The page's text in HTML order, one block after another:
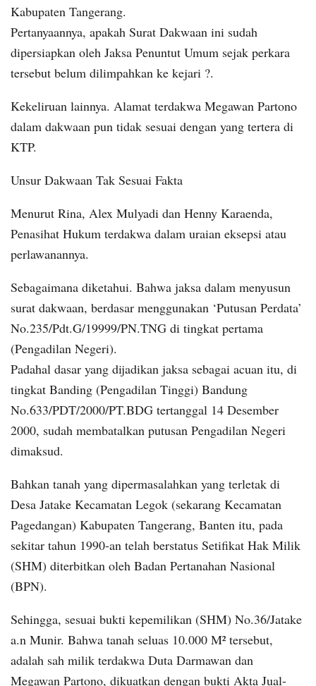
Kabupaten Tangerang.
Pertanyaannya, apakah Surat Dakwaan ini sudah
dipersiapkan oleh Jaksa Penuntut Umum sejak perkara
tersebut belum dilimpahkan ke kejari ?.
Kekeliruan lainnya. Alamat terdakwa Megawan Partono
dalam dakwaan pun tidak sesuai dengan yang tertera di
KTP.
Unsur Dakwaan Tak Sesuai Fakta
Menurut Rina, Alex Mulyadi dan Henny Karaenda,
Penasihat Hukum terdakwa dalam uraian eksepsi atau
perlawanannya.
Sebagaimana diketahui. Bahwa jaksa dalam menyusun
surat dakwaan, berdasar menggunakan ‘Putusan Perdata’
No.235/Pdt.G/19999/PN.TNG di tingkat pertama
(Pengadilan Negeri).
Padahal dasar yang dijadikan jaksa sebagai acuan itu, di
tingkat Banding (Pengadilan Tinggi) Bandung
No.633/PDT/2000/PT.BDG tertanggal 14 Desember
2000, sudah membatalkan putusan Pengadilan Negeri
dimaksud.
Bahkan tanah yang dipermasalahkan yang terletak di
Desa Jatake Kecamatan Legok (sekarang Kecamatan
Pagedangan) Kabupaten Tangerang, Banten itu, pada
sekitar tahun 1990-an telah berstatus Setifikat Hak Milik
(SHM) diterbitkan oleh Badan Pertanahan Nasional
(BPN).
Sehingga, sesuai bukti kepemilikan (SHM) No.36/Jatake
a.n Munir. Bahwa tanah seluas 10.000 M² tersebut,
adalah sah milik terdakwa Duta Darmawan dan
Megawan Partono, dikuatkan dengan bukti Akta Jual-